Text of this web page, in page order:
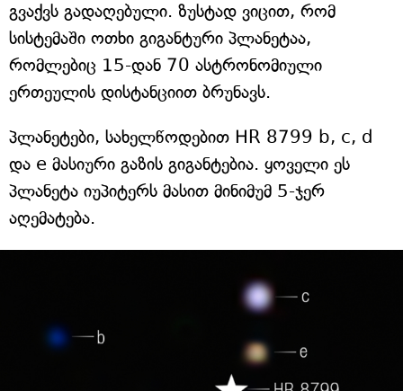
გვაქვს გადაღებული. ზუსტად ვიცით, რომ
სისტემაში ოთხი გიგანტური პლანეტაა,
რომლებიც 15-დან 70 ასტრონომიული
ერთეულის დისტანციით ბრუნავს.
პლანეტები, სახელწოდებით HR 8799 b, c, d
და e მასიური გაზის გიგანტებია. ყოველი ეს
პლანეტა იუპიტერს მასით მინიმუმ 5-ჯერ
აღემატება.